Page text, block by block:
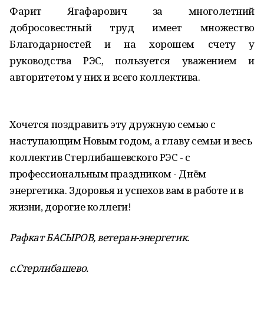
Фарит Ягафарович за многолетний
добросовестный труд имеет множество
Благодарностей и на хорошем счету у
руководства РЭС, пользуется уважением и
авторитетом у них и всего коллектива.
Хочется поздравить эту дружную семью с
наступающим Новым годом, а главу семьи и весь
коллектив Стерлибашевского РЭС - с
профессиональным праздником - Днём
энергетика. Здоровья и успехов вам в работе и в
жизни, дорогие коллеги!
Рафкат БАСЫРОВ, ветеран-энергетик.
с.Стерлибашево.